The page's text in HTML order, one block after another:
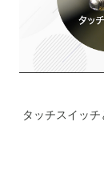
タッチスイッ